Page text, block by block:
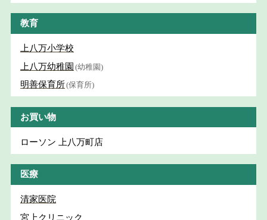
教育
上八万小学校
上八万幼稚園 (幼稚園)
明善保育所(保育所)
お買い物
ローソン 上八万町店
医療
清家医院
宮上クリニック